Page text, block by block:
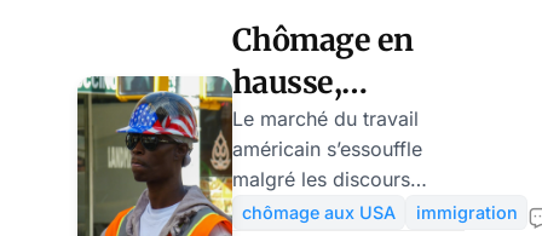
rude. Le taux de
chômage bondit à 4,4 %
. Si la Maison-Blanche
évoquera des facteurs
techniques—une grève
chez Kaiser Permanente,
une météo capricieuse—
Chômage en
hausse,
immigration en
baisse :
comment la
Le marché du travail
américain s’essouffle
malgré les discours
triomphants de Trump.
chômage aux USA
immigration